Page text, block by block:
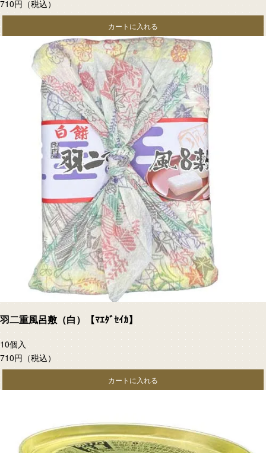
710円 （税込）
カートに入れる
羽二重風呂敷（白）【ﾏｴﾀﾞｾｲｶ】
10個入
710円 （税込）
カートに入れる